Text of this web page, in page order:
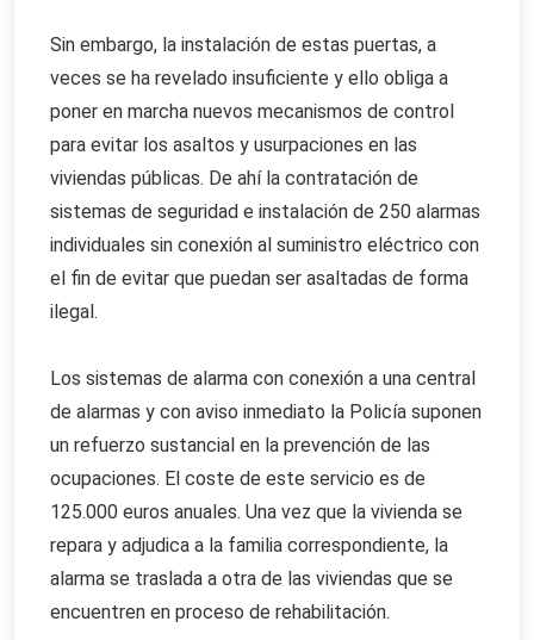
Sin embargo, la instalación de estas puertas, a
veces se ha revelado insuficiente y ello obliga a
poner en marcha nuevos mecanismos de control
para evitar los asaltos y usurpaciones en las
viviendas públicas. De ahí la contratación de
sistemas de seguridad e instalación de 250 alarmas
individuales sin conexión al suministro eléctrico con
el fin de evitar que puedan ser asaltadas de forma
ilegal.
Los sistemas de alarma con conexión a una central
de alarmas y con aviso inmediato la Policía suponen
un refuerzo sustancial en la prevención de las
ocupaciones. El coste de este servicio es de
125.000 euros anuales. Una vez que la vivienda se
repara y adjudica a la familia correspondiente, la
alarma se traslada a otra de las viviendas que se
encuentren en proceso de rehabilitación.